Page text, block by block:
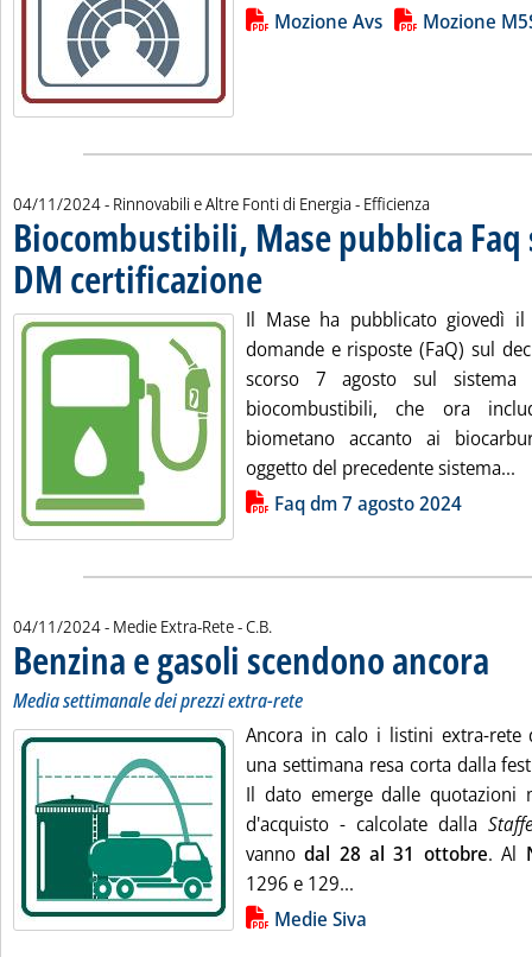
Lista allegati PDF alla notizia
Mozione Avs Mozione
04/11/2024- Rinnovabili e Altre Fonti di Energia - Efficienza
Biocombustibili, Mase pubblica
DM certificazione . Pubblicata lunedì 04 novembre 2024 alle
Il Mase ha pubblicato giovedì
domande e risposte (FaQ) sul
scorso 7 agosto sul sistema
biocombustibili, che ora
biometano accanto ai
oggetto del precedente sistema...
Lista allegati PDF alla notiziaFaq dm 7 agosto 2024
04/11/2024- Medie Extra-Rete -di:
C.B.
Benzina e gasoli scendono ancora
Media settimanale dei prezzi extra-rete
Ancora in calo i listini extra-rete
una settimana resa corta dalla
Il dato emerge dalle
d'acquisto - calcolate dalla
vannodal 28 al 31 ottobre. Al
1296 e 129...
Lista allegati PDF alla notizia
Medie Siva